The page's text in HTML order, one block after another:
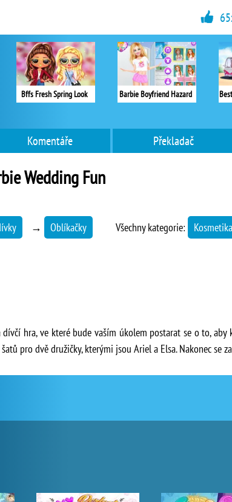
Bffs Fresh Spring Look Barbie Boyfriend Hazard
Komentáře Překladač
Wedding Fun
→ Oblíkačky Všechny kategorie:
dívčí hra, ve které bude vaším úkolem postarat se o to,
pro dvě družičky, kterými jsou Ariel a Elsa. Nakonec se